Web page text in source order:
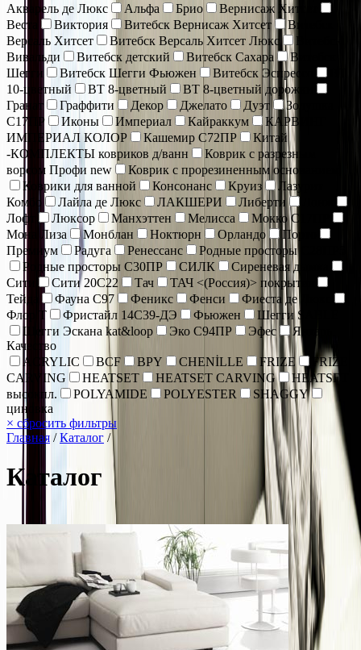
Акварель де Люкс
Альфа Брио
Вернисаж Хитсет
Веста
Виктория Витебск Вернисаж Хитсет
Витебск
Версаль Хитсет
Витебск Версаль Хитсет Люкс
Витебск
Вивальди
Витебск детский Витебск Сахара
Витебск
Шегги
Витебск Шегги Фьюжен Витебск Эспрессо
10-цветный
ВТ 8-цветный
ВТ 8-цветный дорожки
Гранат
Граффити Декор Джелато Дуэт
Золушка
С17ПР
Иконы Империал Кайраккум
КАРВИНГ
ИМПЕРИАЛ КОЛОР
Кашемир С72ПР
Китай
-КОМПЛЕКТЫ ковриков д/ванн
Коврик c разрезным
ворсом Профи new
Коврик с прорезиненным основанием
Коврики для ванной
Консонанс Круиз
Лазурит
Комбо
Лайла де Люкс ЛАКШЕРИ Либерти
Лофт
Люксор Манхэттен Мелисса
Мокко С17ПР
Мона Лиза
Монблан Ноктюрн Орландо
Порто
Премиум
Радуга Ренессанс
Родные просторы С28ПР5
Родные просторы С30ПР
СИЛК
Сиреневая дымка
Сити
Сити 20С22 Тач
ТАЧ <(Россия)> покрытия
Тейда
Фауна С97 Феникс Фенси
Фиеста де Люкс
Флор Т
Фристайл 14С39-ДЭ Фьюжен
Шегги SABLE
Шегги Эскана kat&loop
Эко С94ПР Эфес
Янтарь
Качество
ACRYLIC
BCF BPY CHENİLLE FRIZE
FRIZE
CARVING
HEATSET HEATSET CARVING
HEATSET
высокпл.
POLYAMIDE POLYESTER
SHAGGY
циновка
× сбросить фильтры
Главная /Каталог /
Каталог